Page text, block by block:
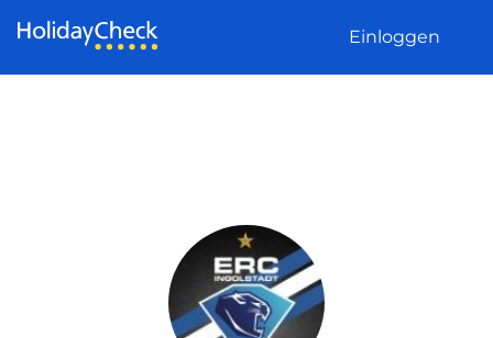
Einloggen